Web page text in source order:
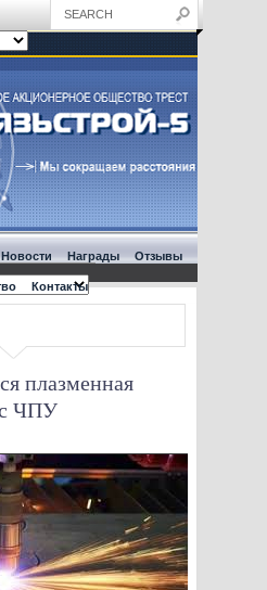
Новости Награды Отзывы
Контакты
плазменная
с ЧПУ